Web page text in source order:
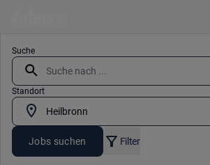
Suche
Standort
Jobs suchen Filter